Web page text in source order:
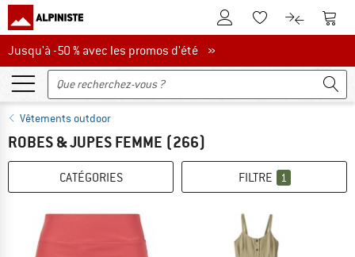
Vers le compte client
Vers la liste
Vers le
Jusqu'à -50 % avec les promos d'été
Jusqu'à -50 % avec les promos d'été »
Vêtements outdoor
ROBES & JUPES FEMME (266)
CATÉGORIES FILTRE 1